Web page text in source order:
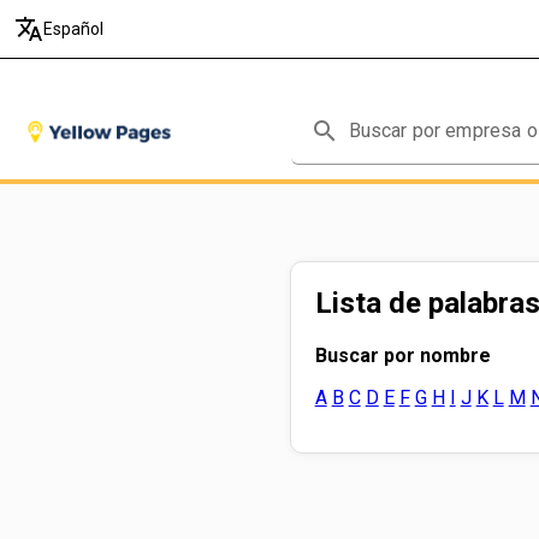
translate Español
search
Lista de
Buscar por nombre
A B C D E F G H I J K L M